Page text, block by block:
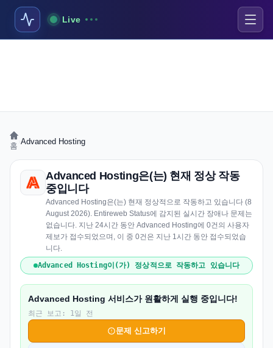
Live
홈 Advanced Hosting
Advanced Hosting은(는) 현재 정상 작동
중입니다
Advanced Hosting은(는) 현재 정상적으로 작동하고 있습니다 (8
August 2026). Entireweb Status에 감지된 실시간 장애나 문제는
없습니다. 지난 24시간 동안 Advanced Hosting에 0건의 사용자
제보가 접수되었으며, 이 중 0건은 지난 1시간 동안 접수되었습
니다.
Advanced Hosting이(가) 정상적으로 작동하고 있습니다
Advanced Hosting 서비스가 원활하게 실행 중입니다!
최근 보고: 1일 전
문제 신고하기